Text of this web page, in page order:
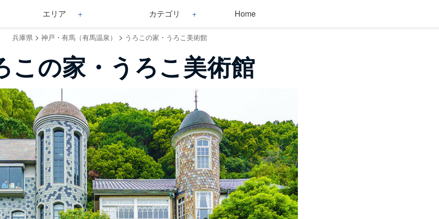
エリア カテゴリ Home
兵庫県 > 神戸・有馬（有馬温泉） > うろこの家・うろこ美術館
この家・うろこ美術館